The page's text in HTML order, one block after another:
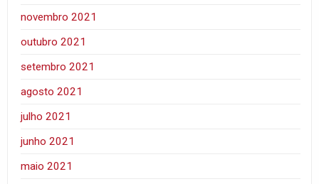
novembro 2021
outubro 2021
setembro 2021
agosto 2021
julho 2021
junho 2021
maio 2021